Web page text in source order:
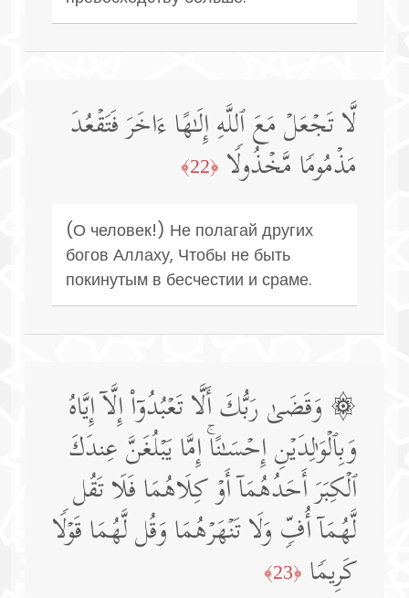
لَّا تَجۡعَلۡ مَعَ ٱللَّهِ إِلَـٰهًا ءَاخَرَ فَتَقۡعُدَ
مَذۡمُومࣰا مَّخۡذُولࣰا ﴿22﴾
(О человек!) Не полагай других
богов Аллаху, Чтобы не быть
покинутым в бесчестии и сраме.
۞ وَقَضَىٰ رَبُّكَ أَلَّا تَعۡبُدُوۤا۟ إِلَّاۤ إِیَّاهُ
وَبِٱلۡوَ ٰ⁠لِدَیۡنِ إِحۡسَـٰنًاۚ إِمَّا یَبۡلُغَنَّ عِندَكَ
ٱلۡكِبَرَ أَحَدُهُمَاۤ أَوۡ كِلَاهُمَا فَلَا تَقُل
لَّهُمَاۤ أُفࣲّ وَلَا تَنۡهَرۡهُمَا وَقُل لَّهُمَا قَوۡلࣰا
كَرِیمࣰا ﴿23﴾